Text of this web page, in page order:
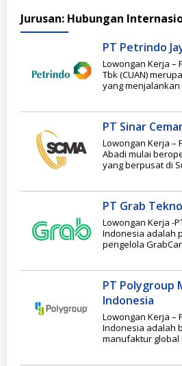
Jurusan: Hubungan
PT Petrindo
Lowongan Kerja –
Tbk (CUAN)
yang
PT Sinar
Lowongan Kerja –
Abadi mulai
yang berpusat di
PT Grab
Lowongan Kerja -
Indonesia adalah
pengelola
PT Polygroup
Indonesia
Lowongan Kerja –
Indonesia adalah
manufaktur global